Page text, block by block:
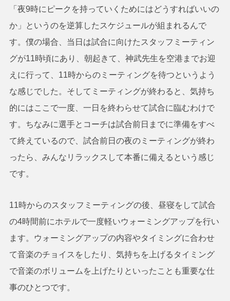
「夜9時にピークを持っていくためにはどうすればいいの
か」というのを逆算したスケジュールが組まれるんで
す。僕の場合、当日は試合に向けたスタッフミーティン
グが11時頃にあり、朝起きて、神武先生を空港までお迎
えに行って、11時からのミーティングを待つというよう
な感じでした。そしてミーティングが終わると、気持ち
的にはここで一度、一日を終わらせて試合に臨むわけで
す。ちなみに選手とコーチは試合前日までに準備をすべ
て終えているので、試合前日の夜のミーティングが終わ
ったら、みんなリラックスして本番に備えるという感じ
です。
11時からのスタッフミーティングの後、昼寝をして試合
の4時間前にホテルで一度軽いウォーミングアップを行い
ます。ウォーミングアップの内容やタイミングに合わせ
て音楽のチョイスをしたり、気持ちを上げるタイミング
で音楽のボリュームを上げたりといったことも重要な仕
事のひとつです。